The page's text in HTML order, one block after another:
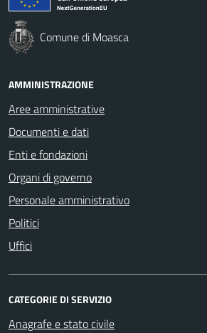
Comune di Moasca
AMMINISTRAZIONE
Aree amministrative
Documenti e dati
Enti e fondazioni
Organi di governo
Personale amministrativo
Politici
Uffici
CATEGORIE DI SERVIZIO
Anagrafe e stato civile